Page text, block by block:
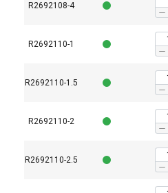
R2692108-4
R2692110-1
R2692110-1.5
R2692110-2
R2692110-2.5